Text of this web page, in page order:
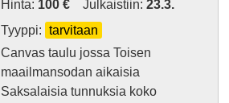
Hinta: 100 € Julkaistiin:23.3.
Tyyppi:
tarvitaan
Canvas taulu jossa Toisen
maailmansodan aikaisia
Saksalaisia tunnuksia koko